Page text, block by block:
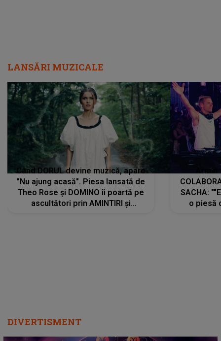
LANSĂRI MUZICALE
Când DORUL devine muzică, apare
"Nu ajung acasă". Piesa lansată de
Theo Rose și DOMINO îi poartă pe
ascultători prin AMINTIRI și
SACHA:
o piesă
DIVERTISMENT